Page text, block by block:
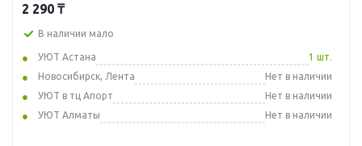
2 290 ₸
В наличии мало
УЮТ Астана
1 шт.
Новосибирск, Лента
Нет в наличии
УЮТ в тц Апорт
Нет в наличии
УЮТ Алматы
Нет в наличии